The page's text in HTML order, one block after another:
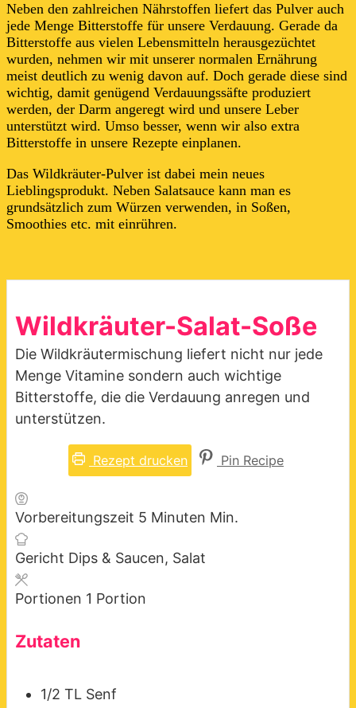
Neben den zahlreichen Nährstoffen liefert das Pulver auch
jede Menge Bitterstoffe für unsere Verdauung. Gerade da
Bitterstoffe aus vielen Lebensmitteln herausgezüchtet
wurden, nehmen wir mit unserer normalen Ernährung
meist deutlich zu wenig davon auf. Doch gerade diese sind
wichtig, damit genügend Verdauungssäfte produziert
werden, der Darm angeregt wird und unsere Leber
unterstützt wird. Umso besser, wenn wir also extra
Bitterstoffe in unsere Rezepte einplanen.
Das Wildkräuter-Pulver ist dabei mein neues
Lieblingsprodukt. Neben Salatsauce kann man es
grundsätzlich zum Würzen verwenden, in Soßen,
Smoothies etc. mit einrühren.
Wildkräuter-Salat-Soße
Die Wildkräutermischung liefert nicht nur jede
Menge Vitamine sondern auch wichtige
Bitterstoffe, die die Verdauung anregen und
unterstützen.
Rezept drucken Pin Recipe
Vorbereitungszeit 5 Minuten Min.
Gericht Dips & Saucen, Salat
Portionen 1 Portion
Zutaten
1/2 TL Senf